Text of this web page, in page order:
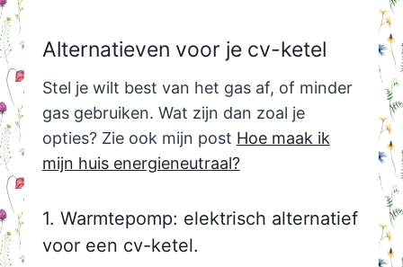
Alternatieven voor je cv-ketel
Stel je wilt best van het gas af, of minder
gas gebruiken. Wat zijn dan zoal je
opties? Zie ook mijn post Hoe maak ik
mijn huis energieneutraal?
1. Warmtepomp: elektrisch alternatief
voor een cv-ketel.